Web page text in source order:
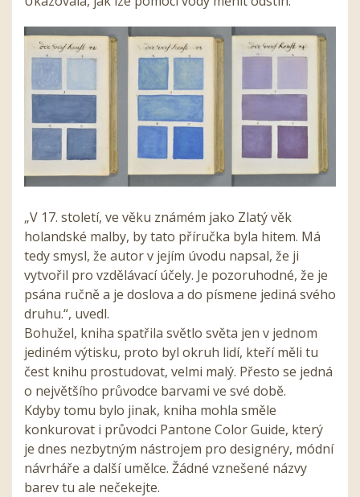
„V 17. století, ve věku známém jako Zlatý věk
holandské malby, by tato příručka byla hitem. Má
tedy smysl, že autor v jejím úvodu napsal, že ji
vytvořil pro vzdělávací účely. Je pozoruhodné, že je
psána ručně a je doslova a do písmene jediná svého
druhu.“, uvedl.
Bohužel, kniha spatřila světlo světa jen v jednom
jediném výtisku, proto byl okruh lidí, kteří měli tu
čest knihu prostudovat, velmi malý. Přesto se jedná
o největšího průvodce barvami ve své době.
Kdyby tomu bylo jinak, kniha mohla směle
konkurovat i průvodci Pantone Color Guide, který
je dnes nezbytným nástrojem pro designéry, módní
návrháře a další umělce. Žádné vznešené názvy
barev tu ale nečekejte.